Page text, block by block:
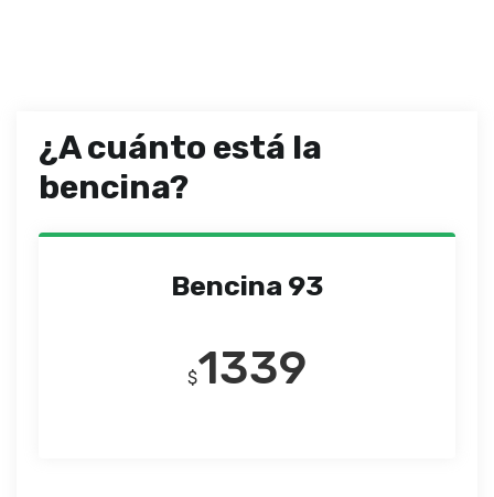
¿A cuánto está la
bencina?
Bencina 93
$1339